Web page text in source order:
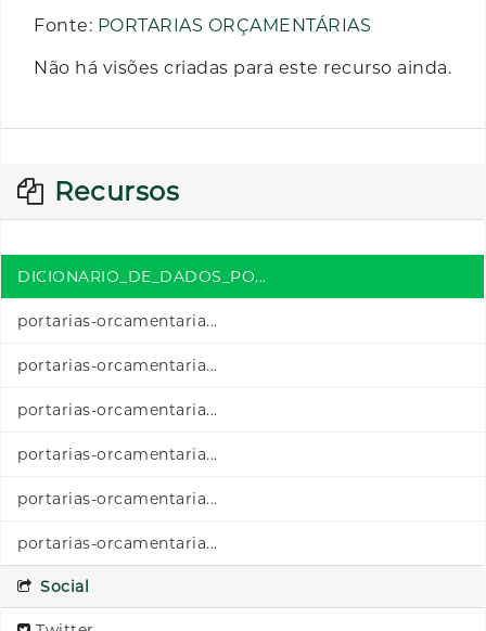
Fonte: PORTARIAS ORÇAMENTÁRIAS
Não há visões criadas para este recurso ainda.
Recursos
DICIONARIO_DE_DADOS_PO...
portarias-orcamentaria...
portarias-orcamentaria...
portarias-orcamentaria...
portarias-orcamentaria...
portarias-orcamentaria...
portarias-orcamentaria...
Social